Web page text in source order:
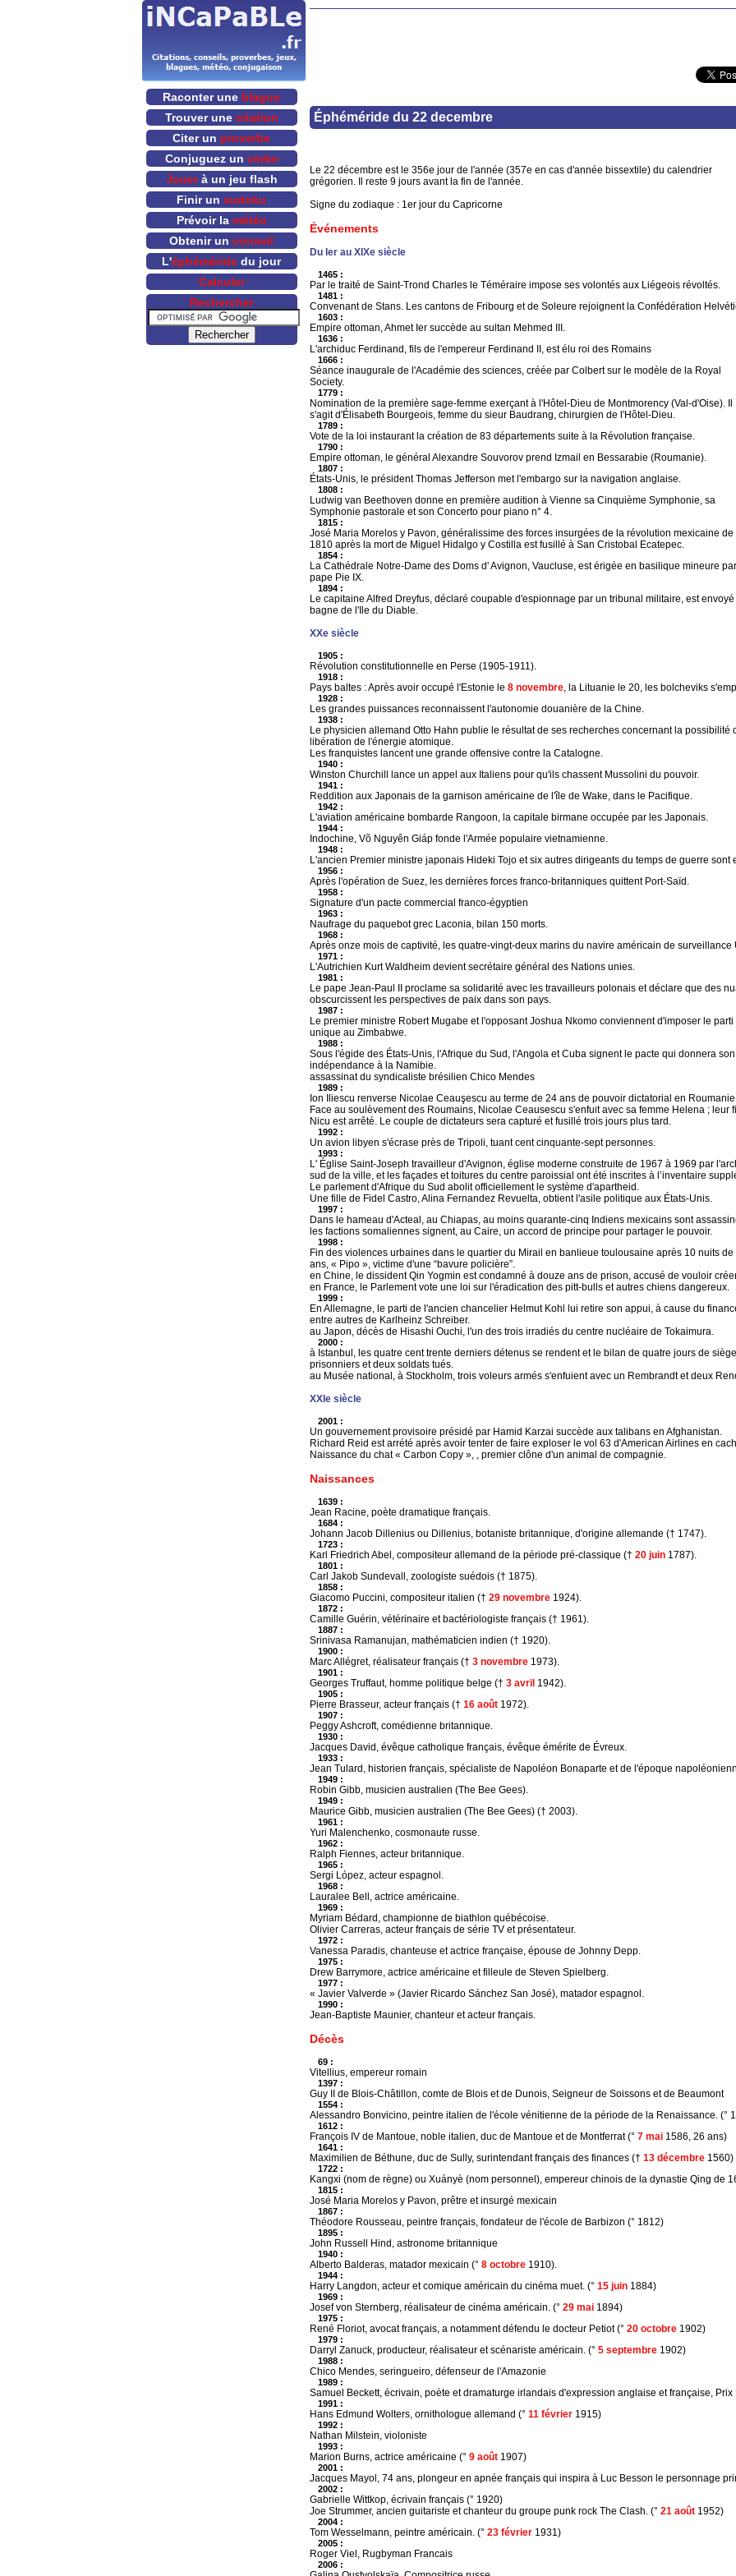
Éphéméride du 22 decembre
Le 22 décembre est le 356e jour de l'année (357e en cas d'année bissextile) du calendrier
grégorien. Il reste 9 jours avant la fin de l'année.
Signe du zodiaque : 1er jour du Capricorne
Événements
Du Ier au XIXe siècle
1465 :
Par le traité de Saint-Trond Charles le Téméraire impose ses volontés aux Liégeois révoltés.
1481 :
Convenant de Stans. Les cantons de Fribourg et de Soleure rejoignent la Confédération
1603 :
Empire ottoman, Ahmet Ier succède au sultan Mehmed III.
1636 :
L'archiduc Ferdinand, fils de l'empereur Ferdinand II, est élu roi des Romains
1666 :
Séance inaugurale de l'Académie des sciences, créée par Colbert sur le modèle de la Royal
Society.
1779 :
Nomination de la première sage-femme exerçant à l'Hôtel-Dieu de Montmorency (Val-d'Oise). Il
s'agit d'Élisabeth Bourgeois, femme du sieur Baudrang, chirurgien de l'Hôtel-Dieu.
1789 :
Vote de la loi instaurant la création de 83 départements suite à la Révolution française.
1790 :
Empire ottoman, le général Alexandre Souvorov prend Izmail en Bessarabie (Roumanie).
1807 :
États-Unis, le président Thomas Jefferson met l'embargo sur la navigation anglaise.
1808 :
Ludwig van Beethoven donne en première audition à Vienne sa Cinquième Symphonie, sa
Symphonie pastorale et son Concerto pour piano n° 4.
1815 :
José Maria Morelos y Pavon, généralissime des forces insurgées de la révolution mexicaine de
1810 après la mort de Miguel Hidalgo y Costilla est fusillé à San Cristobal Ecatepec.
1854 :
La Cathédrale Notre-Dame des Doms d' Avignon, Vaucluse, est érigée en basilique mineure
pape Pie IX.
1894 :
Le capitaine Alfred Dreyfus, déclaré coupable d'espionnage par un tribunal militaire, est envoyé
bagne de l'Ile du Diable.
XXe siècle
1905 :
Révolution constitutionnelle en Perse (1905-1911).
1918 :
Pays baltes : Après avoir occupé l'Estonie le 8 novembre, la Lituanie le 20, les bolcheviks
1928 :
Les grandes puissances reconnaissent l'autonomie douanière de la Chine.
1938 :
Le physicien allemand Otto Hahn publie le résultat de ses recherches concernant la possibilité
libération de l'énergie atomique.
Les franquistes lancent une grande offensive contre la Catalogne.
1940 :
Winston Churchill lance un appel aux Italiens pour qu'ils chassent Mussolini du pouvoir.
1941 :
Reddition aux Japonais de la garnison américaine de l'île de Wake, dans le Pacifique.
1942 :
L'aviation américaine bombarde Rangoon, la capitale birmane occupée par les Japonais.
1944 :
Indochine, Võ Nguyên Giáp fonde l'Armée populaire vietnamienne.
1948 :
L'ancien Premier ministre japonais Hideki Tojo et six autres dirigeants du temps de guerre sont
1956 :
Après l'opération de Suez, les dernières forces franco-britanniques quittent Port-Saïd.
1958 :
Signature d'un pacte commercial franco-égyptien
1963 :
Naufrage du paquebot grec Laconia, bilan 150 morts.
1968 :
Après onze mois de captivité, les quatre-vingt-deux marins du navire américain de
1971 :
L'Autrichien Kurt Waldheim devient secrétaire général des Nations unies.
1981 :
Le pape Jean-Paul II proclame sa solidarité avec les travailleurs polonais et déclare que des
obscurcissent les perspectives de paix dans son pays.
1987 :
Le premier ministre Robert Mugabe et l'opposant Joshua Nkomo conviennent d'imposer le parti
unique au Zimbabwe.
1988 :
Sous l'égide des États-Unis, l'Afrique du Sud, l'Angola et Cuba signent le pacte qui donnera son
indépendance à la Namibie.
assassinat du syndicaliste brésilien Chico Mendes
1989 :
Ion Iliescu renverse Nicolae Ceauşescu au terme de 24 ans de pouvoir dictatorial en
Face au soulèvement des Roumains, Nicolae Ceausescu s'enfuit avec sa femme Helena ; leur
Nicu est arrêté. Le couple de dictateurs sera capturé et fusillé trois jours plus tard.
1992 :
Un avion libyen s'écrase près de Tripoli, tuant cent cinquante-sept personnes.
1993 :
L' Église Saint-Joseph travailleur d'Avignon, église moderne construite de 1967 à 1969 par
sud de la ville, et les façades et toitures du centre paroissial ont été inscrites à l’inventaire
Le parlement d'Afrique du Sud abolit officiellement le système d'apartheid.
Une fille de Fidel Castro, Alina Fernandez Revuelta, obtient l'asile politique aux États-Unis.
1997 :
Dans le hameau d'Acteal, au Chiapas, au moins quarante-cinq Indiens mexicains sont
les factions somaliennes signent, au Caire, un accord de principe pour partager le pouvoir.
1998 :
Fin des violences urbaines dans le quartier du Mirail en banlieue toulousaine après 10 nuits
ans, « Pipo », victime d'une “bavure policière”.
en Chine, le dissident Qin Yogmin est condamné à douze ans de prison, accusé de vouloir
en France, le Parlement vote une loi sur l'éradication des pitt-bulls et autres chiens dangereux.
1999 :
En Allemagne, le parti de l'ancien chancelier Helmut Kohl lui retire son appui, à cause du
entre autres de Karlheinz Schreiber.
au Japon, décès de Hisashi Ouchi, l'un des trois irradiés du centre nucléaire de Tokaimura.
2000 :
à Istanbul, les quatre cent trente derniers détenus se rendent et le bilan de quatre jours de
prisonniers et deux soldats tués.
au Musée national, à Stockholm, trois voleurs armés s'enfuient avec un Rembrandt et deux
XXIe siècle
2001 :
Un gouvernement provisoire présidé par Hamid Karzai succède aux talibans en Afghanistan.
Richard Reid est arrété après avoir tenter de faire exploser le vol 63 d'American Airlines en
Naissance du chat « Carbon Copy », , premier clône d'un animal de compagnie.
Naissances
1639 :
Jean Racine, poète dramatique français.
1684 :
Johann Jacob Dillenius ou Dillenius, botaniste britannique, d'origine allemande († 1747).
1723 :
Karl Friedrich Abel, compositeur allemand de la période pré-classique († 20 juin1787).
1801 :
Carl Jakob Sundevall, zoologiste suédois († 1875).
1858 :
Giacomo Puccini, compositeur italien († 29 novembre1924).
1872 :
Camille Guérin, vétérinaire et bactériologiste français († 1961).
1887 :
Srinivasa Ramanujan, mathématicien indien († 1920).
1900 :
Marc Allégret, réalisateur français († 3 novembre1973).
1901 :
Georges Truffaut, homme politique belge († 3 avril1942).
1905 :
Pierre Brasseur, acteur français († 16 août1972).
1907 :
Peggy Ashcroft, comédienne britannique.
1930 :
Jacques David, évêque catholique français, évêque émérite de Évreux.
1933 :
Jean Tulard, historien français, spécialiste de Napoléon Bonaparte et de l'époque
1949 :
Robin Gibb, musicien australien (The Bee Gees).
1949 :
Maurice Gibb, musicien australien (The Bee Gees) († 2003).
1961 :
Yuri Malenchenko, cosmonaute russe.
1962 :
Ralph Fiennes, acteur britannique.
1965 :
Sergi López, acteur espagnol.
1968 :
Lauralee Bell, actrice américaine.
1969 :
Myriam Bédard, championne de biathlon québécoise.
Olivier Carreras, acteur français de série TV et présentateur.
1972 :
Vanessa Paradis, chanteuse et actrice française, épouse de Johnny Depp.
1975 :
Drew Barrymore, actrice américaine et filleule de Steven Spielberg.
1977 :
« Javier Valverde » (Javier Ricardo Sánchez San José), matador espagnol.
1990 :
Jean-Baptiste Maunier, chanteur et acteur français.
Décès
69 :
Vitellius, empereur romain
1397 :
Guy II de Blois-Châtillon, comte de Blois et de Dunois, Seigneur de Soissons et de Beaumont
1554 :
Alessandro Bonvicino, peintre italien de l'école vénitienne de la période de la Renaissance. (°
1612 :
François IV de Mantoue, noble italien, duc de Mantoue et de Montferrat (° 7 mai1586, 26 ans)
1641 :
Maximilien de Béthune, duc de Sully, surintendant français des finances († 13 décembre1560)
1722 :
Kangxi (nom de règne) ou Xuányè (nom personnel), empereur chinois de la dynastie Qing de
1815 :
José Maria Morelos y Pavon, prêtre et insurgé mexicain
1867 :
Théodore Rousseau, peintre français, fondateur de l'école de Barbizon (° 1812)
1895 :
John Russell Hind, astronome britannique
1940 :
Alberto Balderas, matador mexicain (° 8 octobre1910).
1944 :
Harry Langdon, acteur et comique américain du cinéma muet. (° 15 juin1884)
1969 :
Josef von Sternberg, réalisateur de cinéma américain. (° 29 mai1894)
1975 :
René Floriot, avocat français, a notamment défendu le docteur Petiot (° 20 octobre1902)
1979 :
Darryl Zanuck, producteur, réalisateur et scénariste américain. (° 5 septembre1902)
1988 :
Chico Mendes, seringueiro, défenseur de l'Amazonie
1989 :
Samuel Beckett, écrivain, poète et dramaturge irlandais d'expression anglaise et française,
1991 :
Hans Edmund Wolters, ornithologue allemand (° 11 février1915)
1992 :
Nathan Milstein, violoniste
1993 :
Marion Burns, actrice américaine (° 9 août1907)
2001 :
Jacques Mayol, 74 ans, plongeur en apnée français qui inspira à Luc Besson le personnage
2002 :
Gabrielle Wittkop, écrivain français (° 1920)
Joe Strummer, ancien guitariste et chanteur du groupe punk rock The Clash. (° 21 août1952)
2004 :
Tom Wesselmann, peintre américain. (° 23 février1931)
2005 :
Roger Viel, Rugbyman Francais
2006 :
Raconter une blague
Trouver une citation
Citer un proverbe
Conjuguez un verbe
Jouerà un jeu flash
Finir un sudoku
Prévoir la météo
Obtenir un conseil
L'éphéméride du jour
Calculer
Rechercher